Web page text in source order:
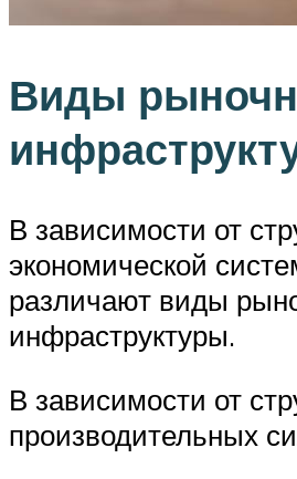
Виды
В зависимости от
экономической
различают виды
инфраструктуры.
В зависимости от
производительных